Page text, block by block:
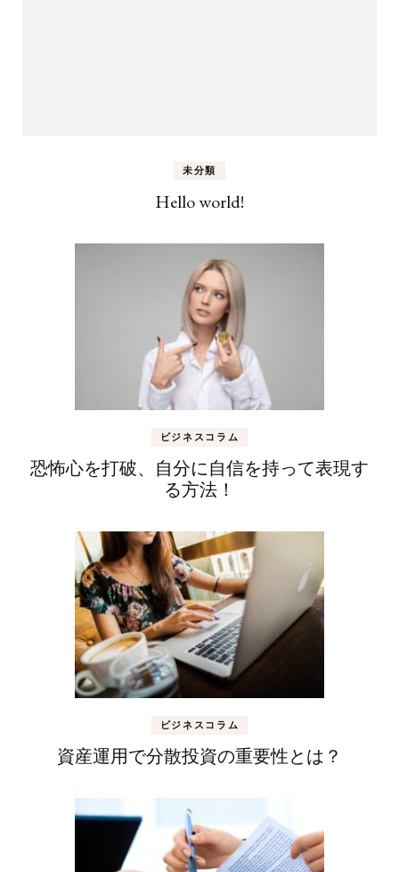
未分類
Hello world!
ビジネスコラム
恐怖心を打破、自分に自信を持って表現す
る方法！
ビジネスコラム
資産運用で分散投資の重要性とは？